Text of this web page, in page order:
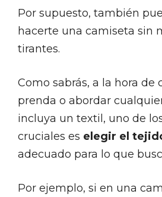
Por supuesto, también
hacerte una camiseta sin
tirantes.
Como sabrás, a la hora de
prenda o abordar
incluya un textil, uno de
cruciales es elegir el
adecuado para lo que
Por ejemplo, si en una